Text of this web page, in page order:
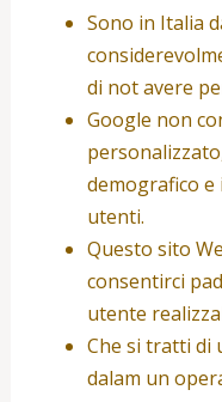
Sono in Italia
di not avere
Google non
demografico
utenti.
Questo sito
consentirci
utente
Che si tratti di
dalam un